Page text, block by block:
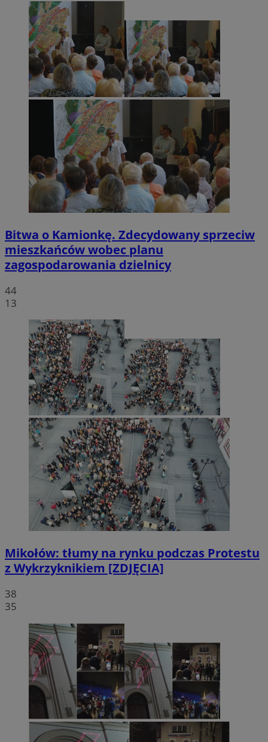
Bitwa o Kamionkę. Zdecydowany sprzeciw
mieszkańców wobec planu
zagospodarowania dzielnicy
44
13
Mikołów: tłumy na rynku podczas Protestu
z Wykrzyknikiem [ZDJĘCIA]
38
35